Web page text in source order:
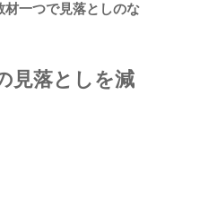
一つで見落としのな
見落としを減